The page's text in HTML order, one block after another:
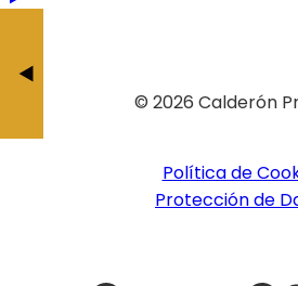
© 2026 Calderón
Política de
Protección de